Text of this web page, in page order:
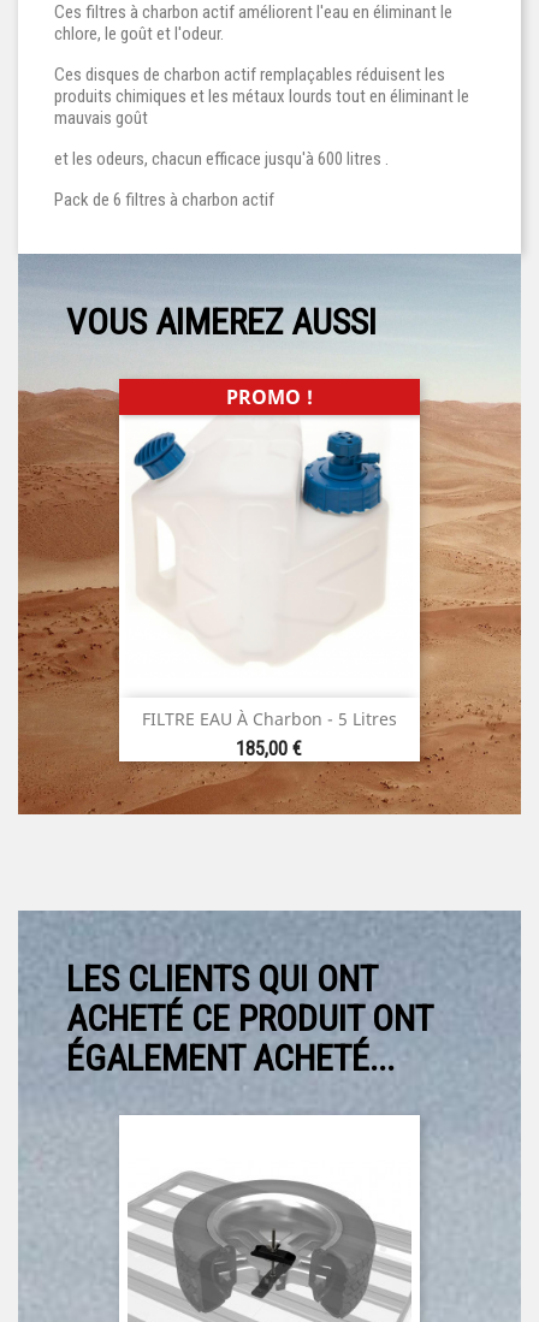
Ces filtres à charbon actif améliorent l'eau en éliminant le
chlore, le goût et l'odeur.
Ces disques de charbon actif remplaçables réduisent les
produits chimiques et les métaux lourds tout en éliminant le
mauvais goût
et les odeurs, chacun efficace jusqu'à 600 litres .
Pack de 6 filtres à charbon actif
VOUS AIMEREZ AUSSI
FILTRE EAU À Charbon - 5 Litres
Prix
185,00 €
PROMO !
LES CLIENTS QUI ONT
ACHETÉ CE PRODUIT ONT
ÉGALEMENT ACHETÉ...